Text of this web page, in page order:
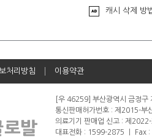
캐시 삭제 방
처리방침 이용약관
[우 46259] 부산광역시 금정구
통신판매허가번호 : 제2015-부
의료기기 판매업 신고 : 제
대표전화 : 1599-2875
Fax